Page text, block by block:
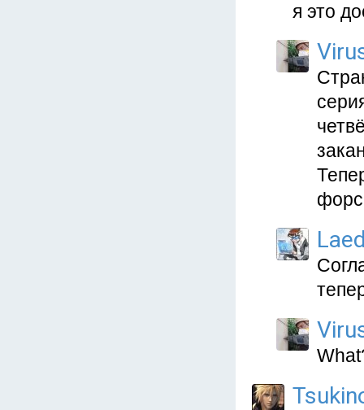
я это